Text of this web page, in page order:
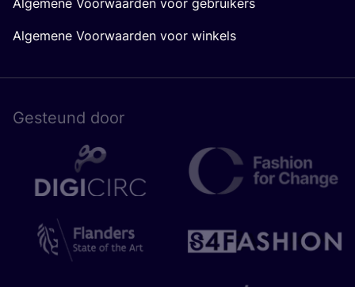
Algemene Voorwaarden voor gebruikers
Algemene Voorwaarden voor winkels
Gesteund door